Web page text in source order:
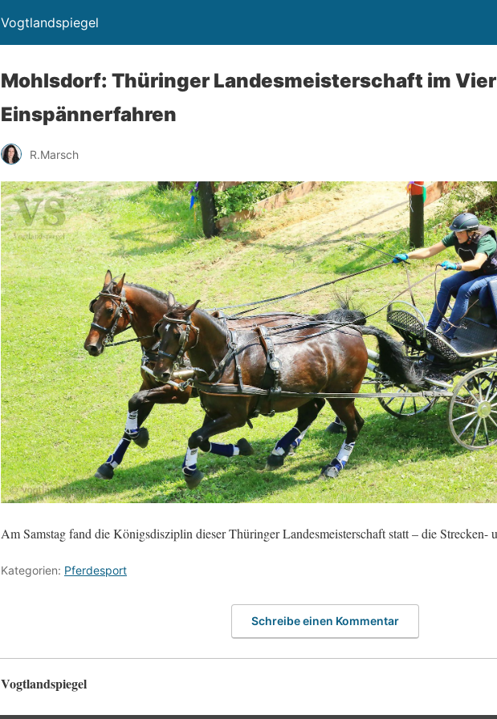
Vogtlandspiegel
Mohlsdorf: Thüringer Landesmeisterschaft im
Einspännerfahren
R.Marsch
Am Samstag fand die Königsdisziplin dieser Thüringer Landesmeisterschaft statt – die Strecken-
Kategorien: Pferdesport
Schreibe einen Kommentar
Vogtlandspiegel